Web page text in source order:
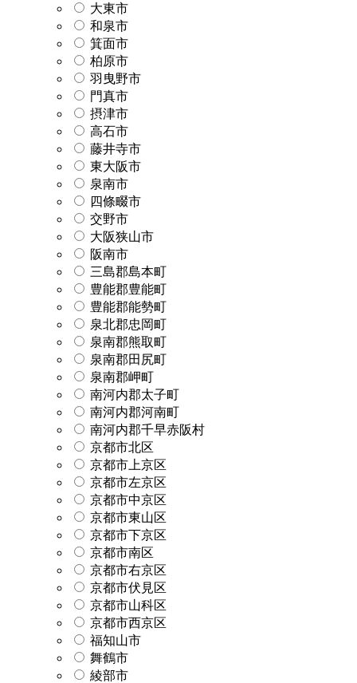
大東市
和泉市
箕面市
柏原市
羽曳野市
門真市
摂津市
高石市
藤井寺市
東大阪市
泉南市
四條畷市
交野市
大阪狭山市
阪南市
三島郡島本町
豊能郡豊能町
豊能郡能勢町
泉北郡忠岡町
泉南郡熊取町
泉南郡田尻町
泉南郡岬町
南河内郡太子町
南河内郡河南町
南河内郡千早赤阪村
京都市北区
京都市上京区
京都市左京区
京都市中京区
京都市東山区
京都市下京区
京都市南区
京都市右京区
京都市伏見区
京都市山科区
京都市西京区
福知山市
舞鶴市
綾部市